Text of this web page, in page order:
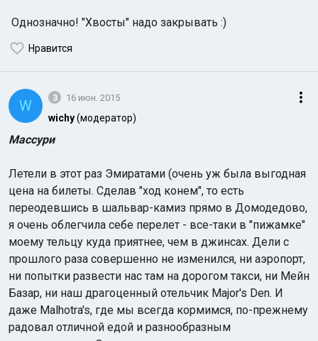
Однозначно! "Хвосты" надо закрывать :)
Нравится
W 3 16 июн. 2015
wichy(модератор)
Массури
Летели в этот раз Эмиратами (очень уж была выгодная
цена на билеты. Сделав "ход конем", то есть
переодевшись в шальвар-камиз прямо в Домодедово,
я очень облегчила себе перелет - все-таки в "пижамке"
моему тельцу куда приятнее, чем в джинсах. Дели с
прошлого раза совершенно не изменился, ни аэропорт,
ни попытки развести нас там на дорогом такси, ни Мейн
Базар, ни наш драгоценный отельчик Major's Den. И
даже Malhotra's, где мы всегда кормимся, по-прежнему
радовал отличной едой и разнообразным